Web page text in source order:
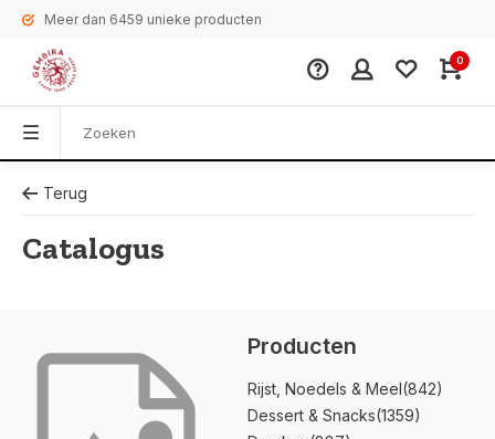
Meer dan 6459 unieke producten
0
Terug
Catalogus
Producten
Rijst, Noedels & Meel(842)
Dessert & Snacks(1359)